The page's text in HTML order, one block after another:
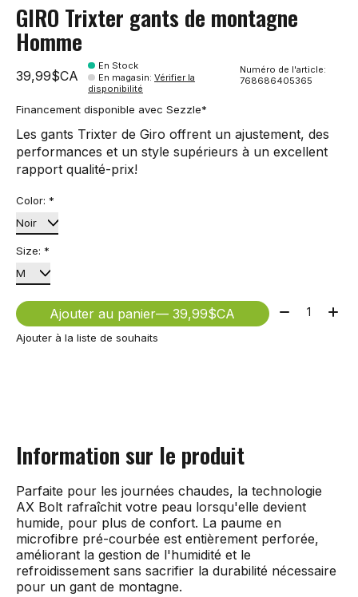
GIRO Trixter gants de montagne
Homme
39,99$CA
En Stock
En magasin:Vérifier la
disponibilité
Numéro de l'article:
768686405365
Financement disponible avec Sezzle*
Les gants Trixter de Giro offrent un ajustement, des
performances et un style supérieurs à un excellent
rapport qualité-prix!
Color: *
Size: *
Ajouter au panier — 39,99$CA Quantité:
Ajouter à la liste de souhaits
Information sur le produit
Parfaite pour les journées chaudes, la technologie
AX Bolt rafraîchit votre peau lorsqu'elle devient
humide, pour plus de confort. La paume en
microfibre pré-courbée est entièrement perforée,
améliorant la gestion de l'humidité et le
refroidissement sans sacrifier la durabilité nécessaire
pour un gant de montagne.